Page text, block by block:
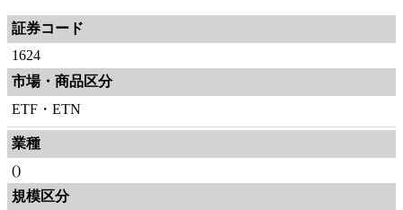
証券コード
1624
市場・商品区分
ETF・ETN
業種
()
規模区分